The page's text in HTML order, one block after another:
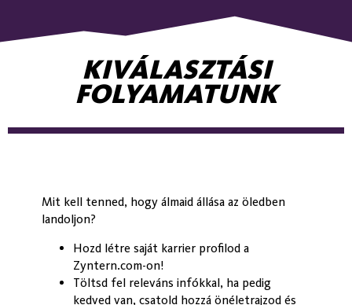
Nyelvtudás:
Német
KIVÁLASZTÁSI
FOLYAMATUNK
Mit kell tenned, hogy álmaid állása az öledben
landoljon?
Hozd létre saját karrier profilod a
Zyntern.com-on!
Töltsd fel releváns infókkal, ha pedig
kedved van, csatold hozzá önéletrajzod és